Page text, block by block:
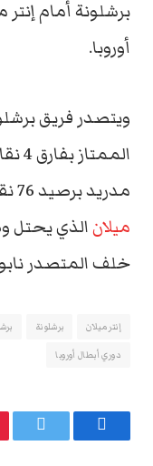
برشلونة أمام
أوروبا.
ويتصدر فريق
مدريد برصيد 76 نقطة، على عكس منافسه
ميلانالذي يحتل
خلف المتصدر نابولي بفارق 3
إنتر ميلان برشلونة
دوري أبطال أوروبا
فيسبوك تويتر